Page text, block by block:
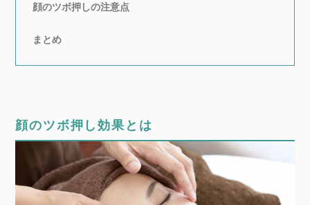
顔のツボ押しの注意点
まとめ
顔のツボ押し効果とは